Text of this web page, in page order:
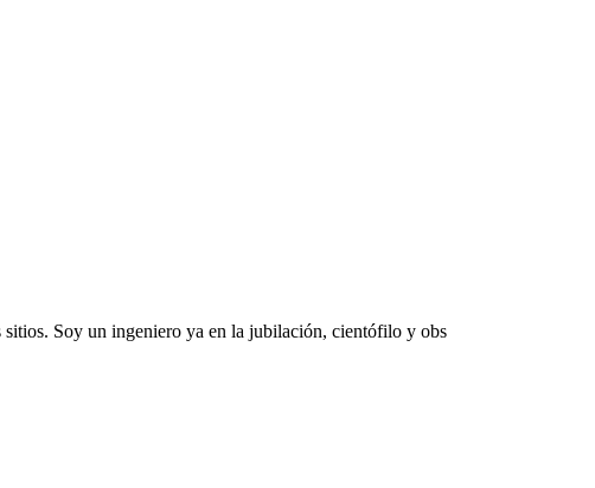
Soy un ingeniero ya en la jubilación, cientófilo y obs